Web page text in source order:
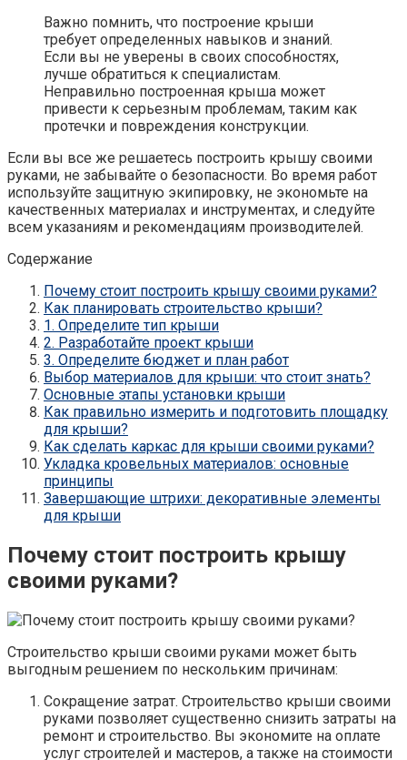
Важно помнить, что построение крыши
требует определенных навыков и знаний.
Если вы не уверены в своих способностях,
лучше обратиться к специалистам.
Неправильно построенная крыша может
привести к серьезным проблемам, таким как
протечки и повреждения конструкции.
Если вы все же решаетесь построить крышу своими
руками, не забывайте о безопасности. Во время работ
используйте защитную экипировку, не экономьте на
качественных материалах и инструментах, и следуйте
всем указаниям и рекомендациям производителей.
Содержание
Почему стоит построить крышу своими руками?
Как планировать строительство крыши?
1. Определите тип крыши
2. Разработайте проект крыши
3. Определите бюджет и план работ
Выбор материалов для крыши: что стоит знать?
Основные этапы установки крыши
Как правильно измерить и подготовить площадку
для крыши?
Как сделать каркас для крыши своими руками?
Укладка кровельных материалов: основные
принципы
Завершающие штрихи: декоративные элементы
для крыши
Почему стоит построить крышу
своими руками?
Строительство крыши своими руками может быть
выгодным решением по нескольким причинам:
Сокращение затрат. Строительство крыши своими
руками позволяет существенно снизить затраты на
ремонт и строительство. Вы экономите на оплате
услуг строителей и мастеров, а также на стоимости